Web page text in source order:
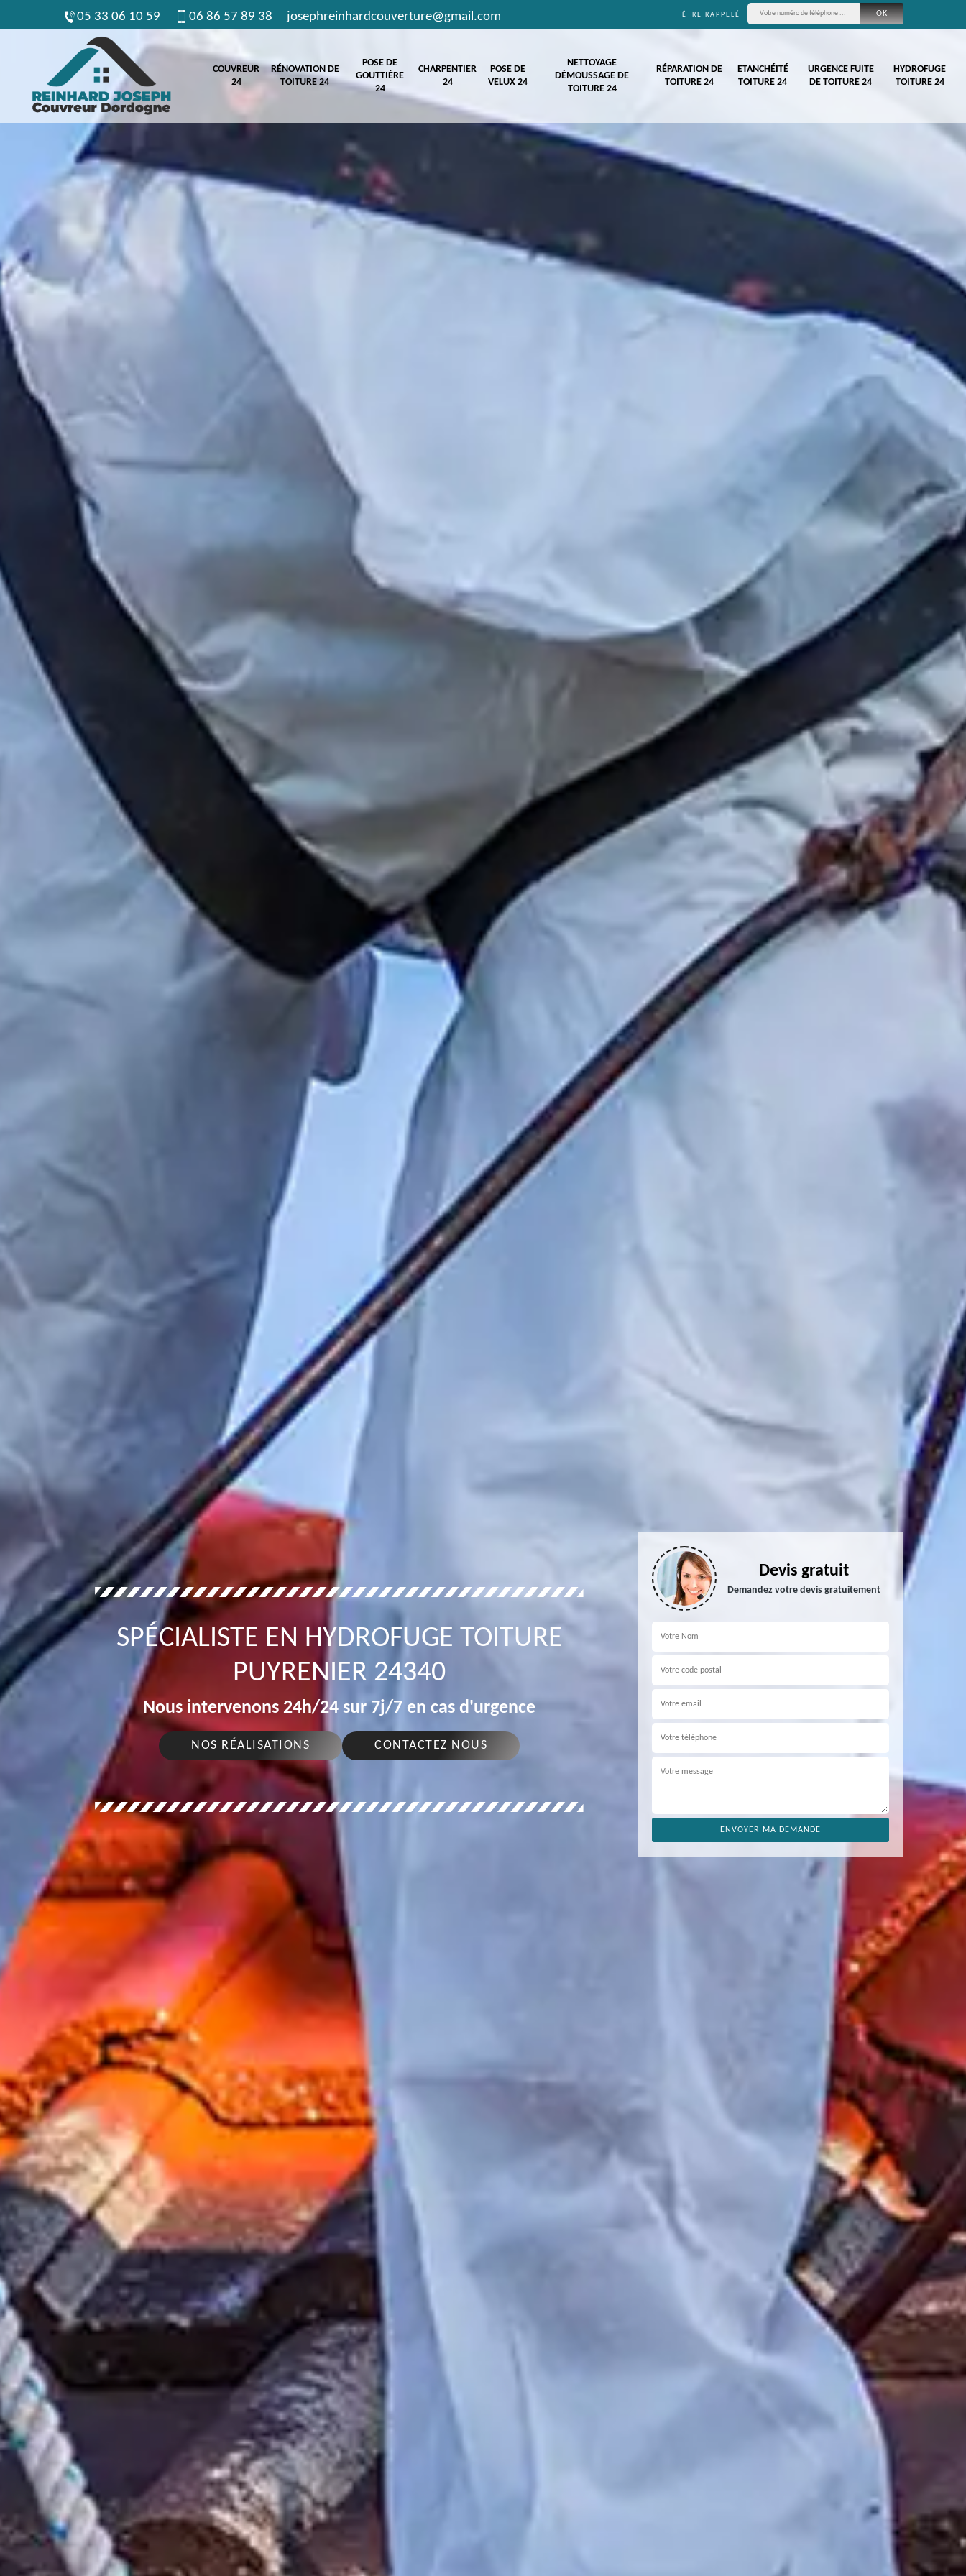
05 33 06 10 59 06 86 57 89 38 josephreinhardcouverture@gmail.com ÊTRE RAPPELÉ
COUVREUR
24
RÉNOVATION DE
TOITURE 24
POSE DE
GOUTTIÈRE
24
CHARPENTIER
24
POSE DE
VELUX 24
NETTOYAGE
DÉMOUSSAGE DE
TOITURE 24
RÉPARATION DE
TOITURE 24
ETANCHÉITÉ
TOITURE 24
URGENCE FUITE
DE TOITURE 24
HYDROFUGE
TOITURE 24
SPÉCIALISTE EN HYDROFUGE TOITURE
PUYRENIER 24340
Nous intervenons 24h/24 sur 7j/7 en cas d'urgence
NOS RÉALISATIONS CONTACTEZ NOUS
Devis gratuit
Demandez votre devis gratuitement